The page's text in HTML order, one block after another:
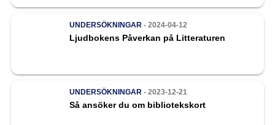
UNDERSÖKNINGAR - 2024-04-12
Ljudbokens Påverkan på Litteraturen
UNDERSÖKNINGAR - 2023-12-21
Så ansöker du om bibliotekskort